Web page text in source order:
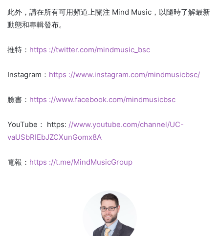
此外，請在所有可用頻道上關注 Mind Music，以隨時了解最新
動態和專輯發布。
推特： https ://twitter.com/mindmusic_bsc
Instagram： https ://www.instagram.com/mindmusicbsc/
臉書： https ://www.facebook.com/mindmusicbsc
YouTube： https: //www.youtube.com/channel/UC-
vaUSbRIEbJZCXunGomx8A
電報： https ://t.me/MindMusicGroup